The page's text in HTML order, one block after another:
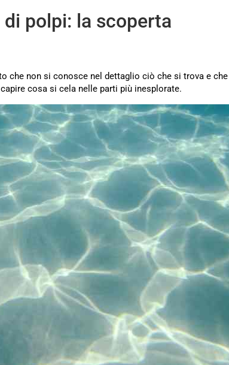
polpi: la scoperta
che non si conosce nel dettaglio ciò che si trova e che
cosa si cela nelle parti più inesplorate.